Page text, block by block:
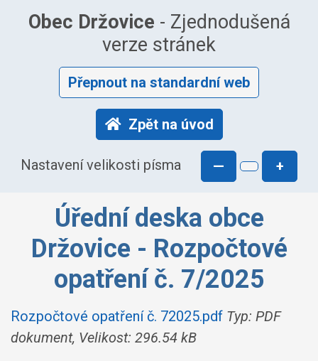
Obec Držovice - Zjednodušená
verze stránek
Přepnout na standardní web
Zpět na úvod
Nastavení velikosti písma — +
Úřední deska obce
Držovice - Rozpočtové
opatření č. 7/2025
Rozpočtové opatření č. 72025.pdf Typ: PDF
dokument, Velikost: 296.54 kB